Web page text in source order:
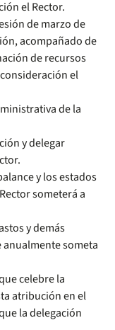
el Rector.
de marzo de
acompañado de
de recursos
el
de la
y delegar
y los estados
someterá a
y demás
someta
celebre la
atribución en el
la delegación